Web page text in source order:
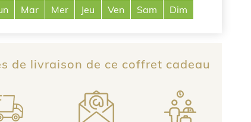
Mar Mer Jeu Ven Sam Dim
de livraison de ce coffret cadeau